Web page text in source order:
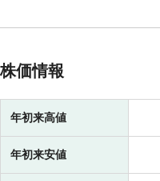
株価情報
年初来高値
年初来安値